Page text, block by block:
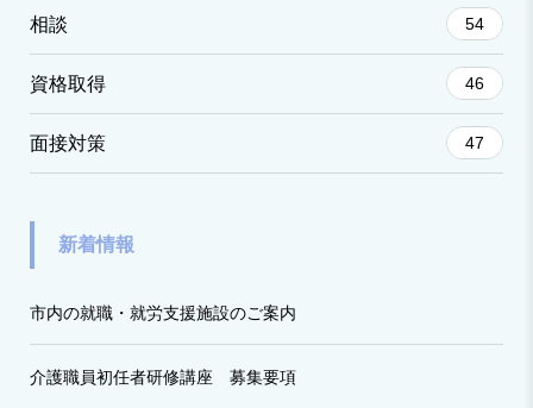
相談 54
資格取得 46
面接対策 47
新着情報
市内の就職・就労支援施設のご案内
介護職員初任者研修講座 募集要項